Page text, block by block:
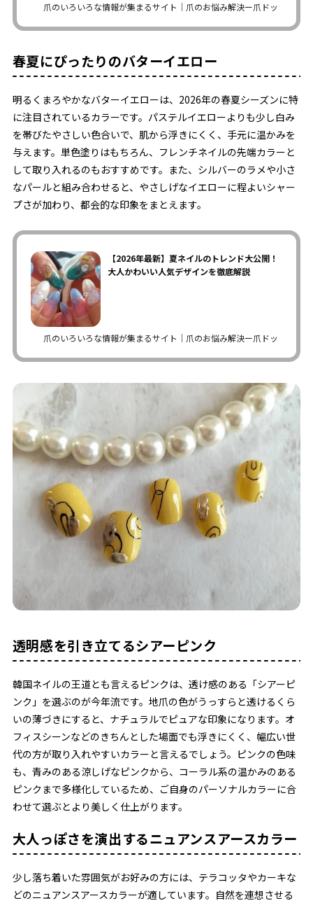
爪のいろいろな情報が集まるサイト｜爪のお悩み解決ー爪ドットコム
春夏にぴったりのバターイエロー
明るくまろやかなバターイエローは、2026年の春夏シーズンに特
に注目されているカラーです。パステルイエローよりも少し白み
を帯びたやさしい色合いで、肌から浮きにくく、手元に温かみを
与えます。単色塗りはもちろん、フレンチネイルの先端カラーと
して取り入れるのもおすすめです。また、シルバーのラメや小さ
なパールと組み合わせると、やさしげなイエローに程よいシャー
プさが加わり、都会的な印象をまとえます。
【2026年最新】夏ネイルのトレンド大公開！
大人かわいい人気デザインを徹底解説
爪のいろいろな情報が集まるサイト｜爪のお悩み解決ー爪ドットコム
透明感を引き立てるシアーピンク
韓国ネイルの王道とも言えるピンクは、透け感のある「シアーピ
ンク」を選ぶのが今年流です。地爪の色がうっすらと透けるくら
いの薄づきにすると、ナチュラルでピュアな印象になります。オ
フィスシーンなどのきちんとした場面でも浮きにくく、幅広い世
代の方が取り入れやすいカラーと言えるでしょう。ピンクの色味
も、青みのある涼しげなピンクから、コーラル系の温かみのある
ピンクまで多様化しているため、ご自身のパーソナルカラーに合
わせて選ぶとより美しく仕上がります。
大人っぽさを演出するニュアンスアースカラー
少し落ち着いた雰囲気がお好みの方には、テラコッタやカーキな
どのニュアンスアースカラーが適しています。自然を連想させる